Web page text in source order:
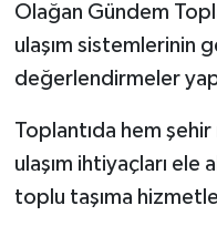
Olağan Gündem
ulaşım sistemlerinin
değerlendirmeler
Toplantıda hem
ulaşım ihtiyaçları ele
toplu taşıma
MEDYA
ÜÇÜNCÜ SAYFA